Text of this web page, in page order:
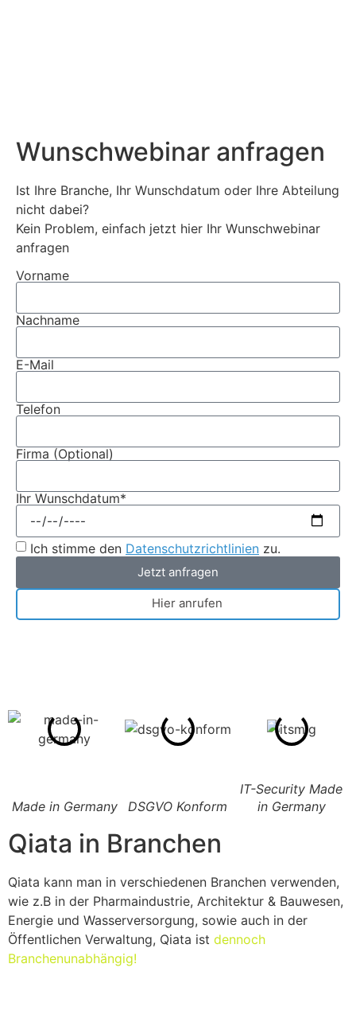
Wunschwebinar anfragen
Ist Ihre Branche, Ihr Wunschdatum oder Ihre Abteilung
nicht dabei?
Kein Problem, einfach jetzt hier Ihr Wunschwebinar
anfragen
Vorname
Nachname
E-Mail
Telefon
Firma (Optional)
Ihr Wunschdatum*
Ich stimme den Datenschutzrichtlinien zu.
Hier anrufen
Jetzt anfragen
Made in Germany DSGVO Konform
IT-Security Made
in Germany
Qiata in Branchen
Qiata kann man in verschiedenen Branchen verwenden,
wie z.B in der Pharmaindustrie, Architektur & Bauwesen,
Energie und Wasserversorgung, sowie auch in der
Öffentlichen Verwaltung, Qiata ist dennoch
Branchenunabhängig!